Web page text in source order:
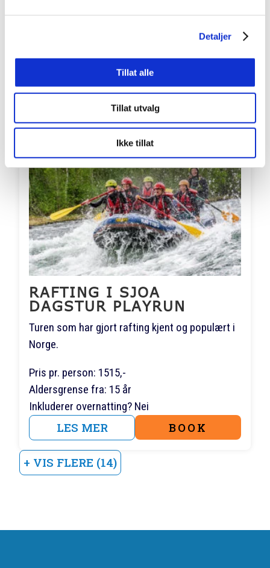
Detaljer
Tillat alle
Tillat utvalg
Ikke tillat
mulighet til å gjøre noe spennende sammen!
RAFTING I SJOA
DAGSTUR PLAYRUN
Turen som har gjort rafting kjent og populært i
Norge.
Pris pr. person: 1515,-
Aldersgrense fra: 15 år
Inkluderer overnatting? Nei
LES MER BOOK
+ VIS FLERE (14)